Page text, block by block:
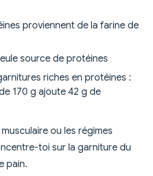
proviennent de la farine de
source de protéines
riches en protéines :
170 g ajoute 42 g de
ou les régimes
toi sur la garniture du
pain.